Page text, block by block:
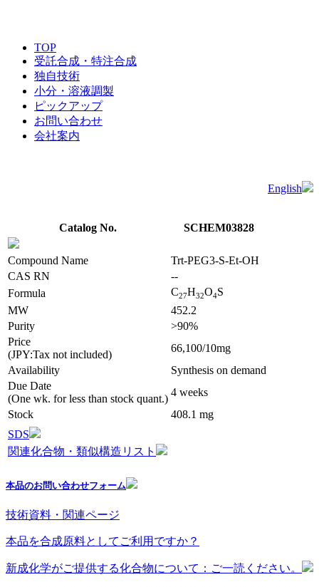
TOP
受託合成・特注合成
独自技術
小分・溶液調製
ピックアップ
お問い合わせ
会社案内
English
Catalog No. SCHEM03828
Compound Name
Trt-PEG3-S-Et-OH
CAS RN
--
Formula
C27H32O4S
MW
452.2
Purity
>90%
Price
(JPY:Tax not included)
66,100/10mg
Availability
Synthesis on demand
Due Date
(One wk. for less than stock quant.)
4 weeks
Stock
408.1 mg
SDS
関連化合物・類似構造リスト
本品のお問い合わせフォーム
技術資料・関連ページ
本品を合成原料としてご利用ですか？
新成化学がご提供する化合物について：ご一読ください。